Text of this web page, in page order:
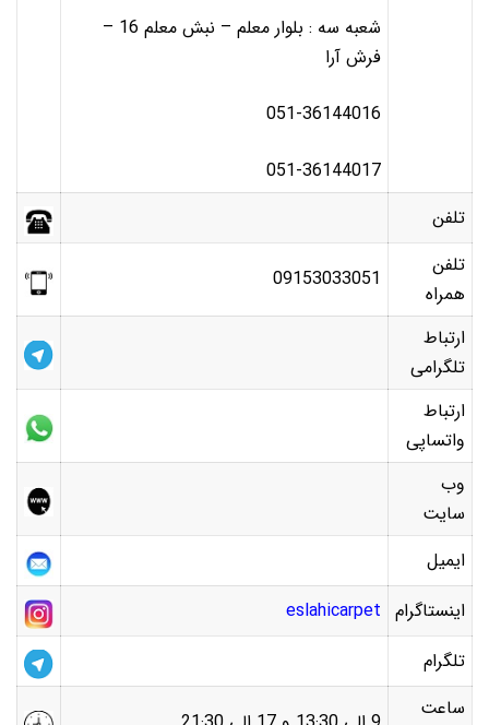
شعبه سه : بلوار معلم – نبش معلم 16 –
فرش آرا
051-36144016
051-36144017
تلفن
تلفن
همراه
09153033051
ارتباط
تلگرامی
ارتباط
واتساپی
وب
سایت
ایمیل
اینستاگرام eslahicarpet
تلگرام
ساعت